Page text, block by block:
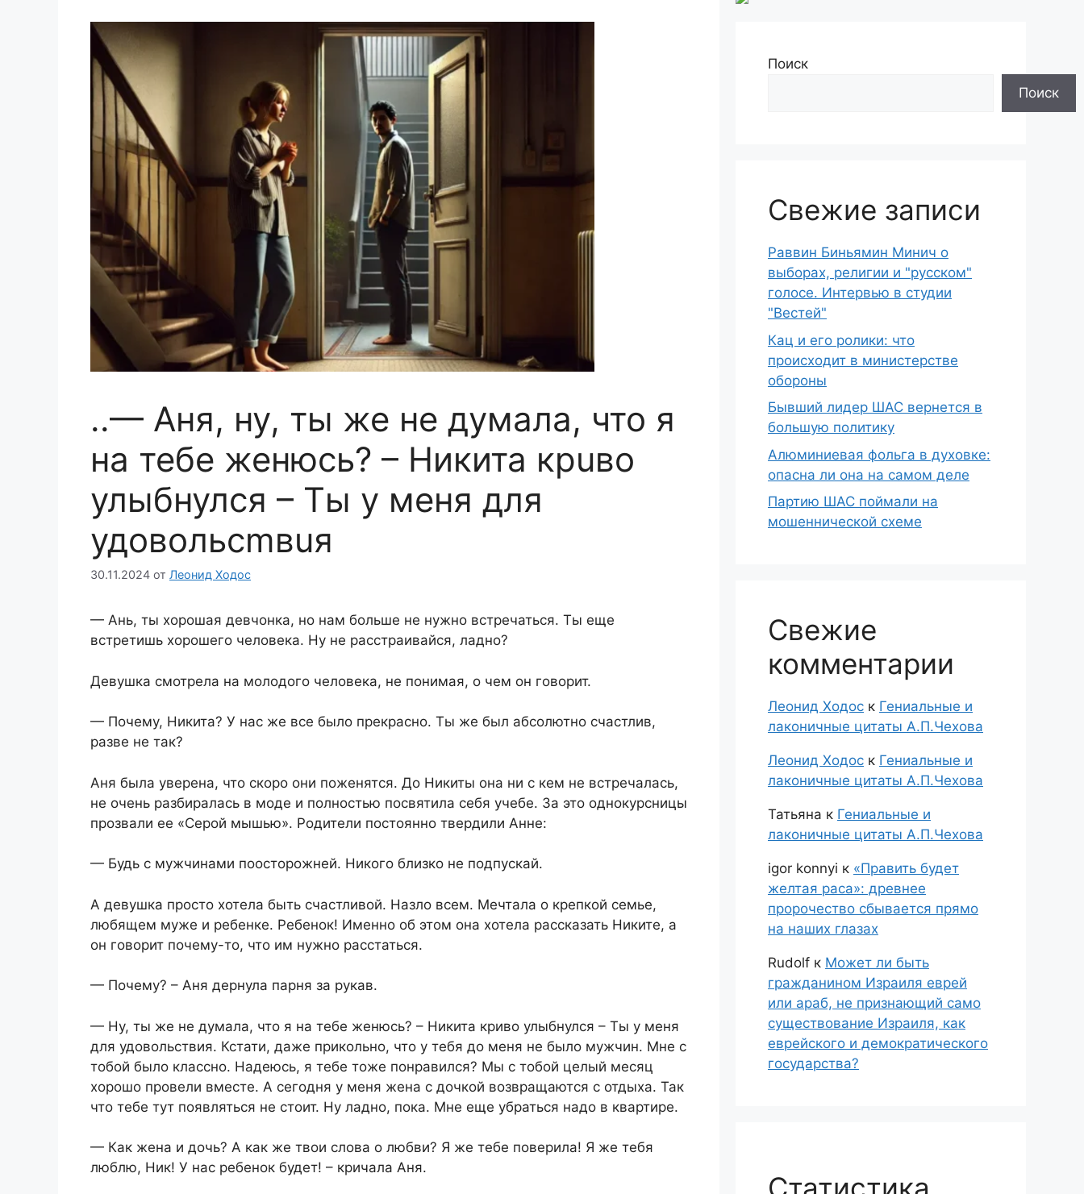
..— Аня, ну, ты же не думала, что я
на тебе женюсь? – Никита крuво
улыбнулся – Ты у меня для
удовольсmвuя
30.11.2024 от Леонид Ходос
— Ань, ты хорошая девчонка, но нам больше не нужно встречаться. Ты еще
встретишь хорошего человека. Ну не расстраивайся, ладно?
Девушка смотрела на молодого человека, не понимая, о чем он говорит.
— Почему, Никита? У нас же все было прекрасно. Ты же был абсолютно счастлив,
разве не так?
Аня была уверена, что скоро они поженятся. До Никиты она ни с кем не встречалась,
не очень разбиралась в моде и полностью посвятила себя учебе. За это однокурсницы
прозвали ее «Серой мышью». Родители постоянно твердили Анне:
— Будь с мужчинами поосторожней. Никого близко не подпускай.
А девушка просто хотела быть счастливой. Назло всем. Мечтала о крепкой семье,
любящем муже и ребенке. Ребенок! Именно об этом она хотела рассказать Никите, а
он говорит почему-то, что им нужно расстаться.
— Почему? – Аня дернула парня за рукав.
— Ну, ты же не думала, что я на тебе женюсь? – Никита криво улыбнулся – Ты у меня
для удовольствия. Кстати, даже прикольно, что у тебя до меня не было мужчин. Мне с
тобой было классно. Надеюсь, я тебе тоже понравился? Мы с тобой целый месяц
хорошо провели вместе. А сегодня у меня жена с дочкой возвращаются с отдыха. Так
что тебе тут появляться не стоит. Ну ладно, пока. Мне еще убраться надо в квартире.
— Как жена и дочь? А как же твои слова о любви? Я же тебе поверила! Я же тебя
люблю, Ник! У нас ребенок будет! – кричала Аня.
Поиск
Поиск
Свежие записи
Раввин Биньямин Минич о
выборах, религии и "русском"
голосе. Интервью в студии
"Вестей"
Кац и его ролики: что
происходит в министерстве
обороны
Бывший лидер ШАС вернется в
большую политику
Алюминиевая фольга в духовке:
опасна ли она на самом деле
Партию ШАС поймали на
мошеннической схеме
Свежие
комментарии
Леонид Ходос к Гениальные и
лаконичные цитаты А.П.Чехова
Леонид Ходос к Гениальные и
лаконичные цитаты А.П.Чехова
Татьяна к Гениальные и
лаконичные цитаты А.П.Чехова
igor konnyi к «Править будет
желтая раса»: древнее
пророчество сбывается прямо
на наших глазах
Rudolf к Может ли быть
гражданином Израиля еврей
или араб, не признающий само
существование Израиля, как
еврейского и демократического
государства?